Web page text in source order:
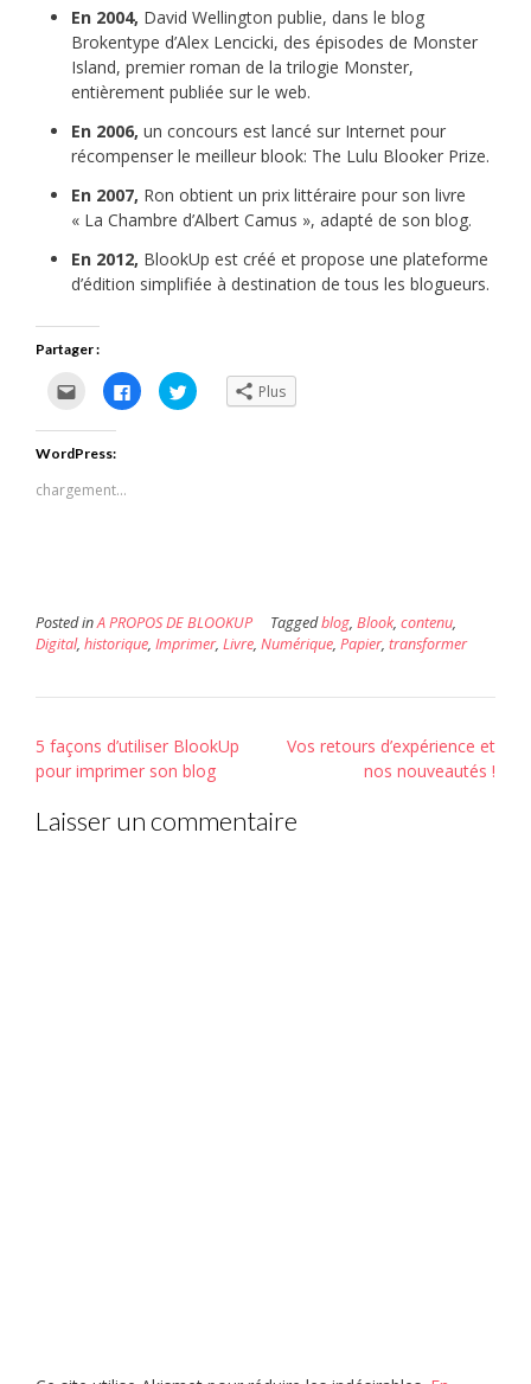
En 2004, David Wellington publie, dans le blog
Brokentype d’Alex Lencicki, des épisodes de Monster
Island, premier roman de la trilogie Monster,
entièrement publiée sur le web.
En 2006, un concours est lancé sur Internet pour
récompenser le meilleur blook: The Lulu Blooker Prize.
En 2007, Ron obtient un prix littéraire pour son livre
« La Chambre d’Albert Camus », adapté de son blog.
En 2012, BlookUp est créé et propose une plateforme
d’édition simplifiée à destination de tous les blogueurs.
Partager :
Cliquez
pour
envoyer
par
mail
un
ami(ouvre
Cliquez
pour
partager
Cliquez
pour Plus
WordPress:
chargement…
Posted inA PROPOS DE BLOOKUP Taggedblog, Blook, contenu,
Digital, historique, Imprimer, Livre, Numérique, Papier, transformer
Post
navigation
5 façons d’utiliser BlookUp
pour imprimer son blog
Vos retours d’expérience et
nos nouveautés !
Laisser un commentaire